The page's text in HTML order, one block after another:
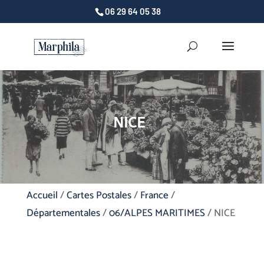
06 29 64 05 38
NICE
Accueil/Cartes Postales/France/
Départementales/06/ALPES MARITIMES/ NICE